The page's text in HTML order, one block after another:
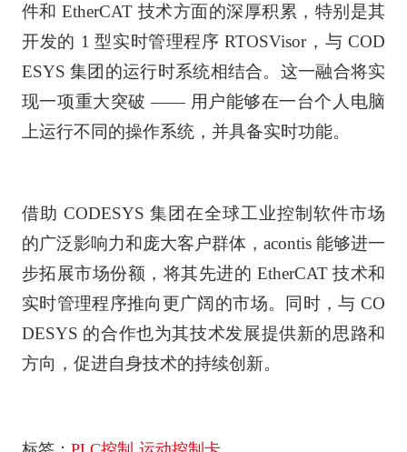
件和 EtherCAT 技术方面的深厚积累，特别是其
开发的 1 型实时管理程序 RTOSVisor，与 COD
ESYS 集团的运行时系统相结合。这一融合将实
现一项重大突破 —— 用户能够在一台个人电脑
上运行不同的操作系统，并具备实时功能。
借助 CODESYS 集团在全球工业控制软件市场
的广泛影响力和庞大客户群体，acontis 能够进一
步拓展市场份额，将其先进的 EtherCAT 技术和
实时管理程序推向更广阔的市场。同时，与 CO
DESYS 的合作也为其技术发展提供新的思路和
方向，促进自身技术的持续创新。